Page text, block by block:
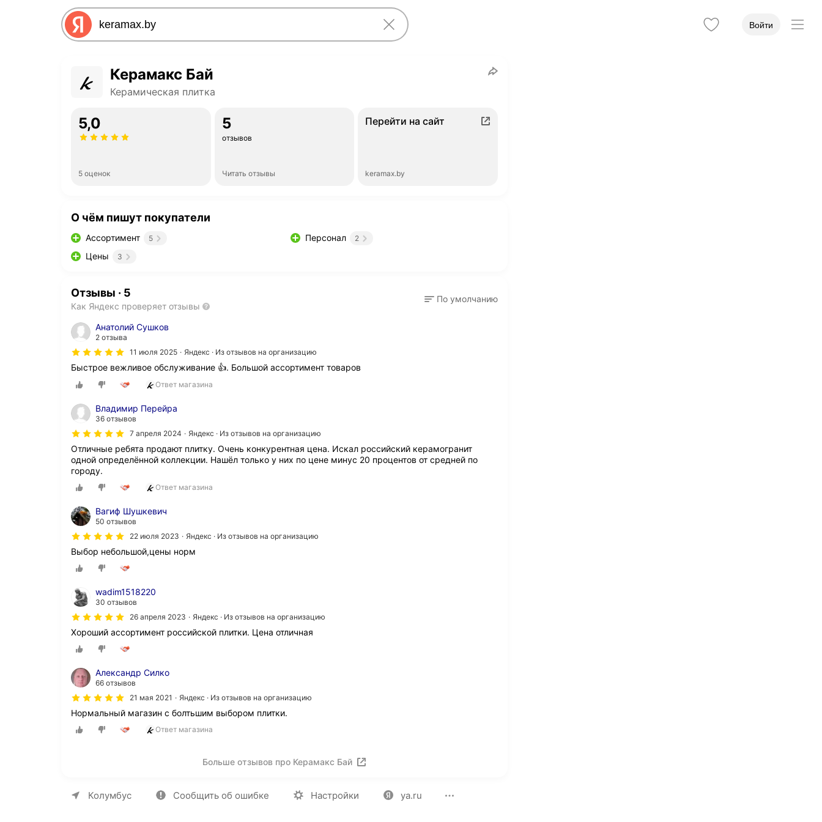
Войти
Керамакс Бай
Керамическая плитка
5,0
5 оценок
5
отзывов
Читать отзывы
Перейти на сайт
keramax.by
О чём пишут покупатели
Ассортимент 5
Цены 3
Персонал 2
Отзывы · 5
Как Яндекс проверяет отзывы
По умолчанию
Анатолий Сушков
2 отзыва
11 июля 2025
Яндекс · Из отзывов на организацию
Быстрое вежливое обслуживание 👍. Большой ассортимент товаров
Ответ магазина
Владимир Перейра
36 отзывов
7 апреля 2024
Яндекс · Из отзывов на организацию
Отличные ребята продают плитку. Очень конкурентная цена. Искал российский керамогранит
одной определённой коллекции. Нашёл только у них по цене минус 20 процентов от средней по
городу.
Ответ магазина
Вагиф Шушкевич
50 отзывов
22 июля 2023
Яндекс · Из отзывов на организацию
Выбор небольшой,цены норм
wadim1518220
30 отзывов
26 апреля 2023
Яндекс · Из отзывов на организацию
Хороший ассортимент российской плитки. Цена отличная
Александр Силко
66 отзывов
21 мая 2021
Яндекс · Из отзывов на организацию
Нормальный магазин с болтьшим выбором плитки.
Ответ магазина
Больше отзывов про Керамакс Бай
Колумбус Сообщить об ошибке Настройки ya.ru